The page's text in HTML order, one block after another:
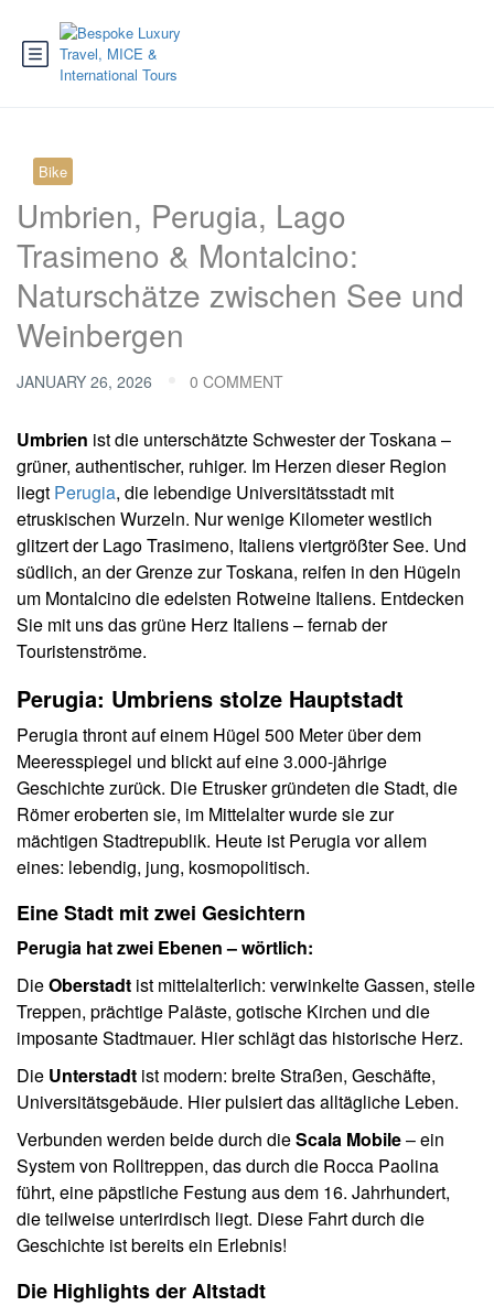
Bike
Umbrien, Perugia, Lago
Trasimeno & Montalcino:
Naturschätze zwischen See und
Weinbergen
JANUARY 26, 2026 0 COMMENT
Umbrien ist die unterschätzte Schwester der Toskana –
grüner, authentischer, ruhiger. Im Herzen dieser Region
liegt Perugia, die lebendige Universitätsstadt mit
etruskischen Wurzeln. Nur wenige Kilometer westlich
glitzert der Lago Trasimeno, Italiens viertgrößter See. Und
südlich, an der Grenze zur Toskana, reifen in den Hügeln
um Montalcino die edelsten Rotweine Italiens. Entdecken
Sie mit uns das grüne Herz Italiens – fernab der
Touristenströme.
Perugia: Umbriens stolze Hauptstadt
Perugia thront auf einem Hügel 500 Meter über dem
Meeresspiegel und blickt auf eine 3.000-jährige
Geschichte zurück. Die Etrusker gründeten die Stadt, die
Römer eroberten sie, im Mittelalter wurde sie zur
mächtigen Stadtrepublik. Heute ist Perugia vor allem
eines: lebendig, jung, kosmopolitisch.
Eine Stadt mit zwei Gesichtern
Perugia hat zwei Ebenen – wörtlich:
DieOberstadt ist mittelalterlich: verwinkelte Gassen, steile
Treppen, prächtige Paläste, gotische Kirchen und die
imposante Stadtmauer. Hier schlägt das historische Herz.
Die Unterstadt ist modern: breite Straßen, Geschäfte,
Universitätsgebäude. Hier pulsiert das alltägliche Leben.
Verbunden werden beide durch dieScala Mobile– ein
System von Rolltreppen, das durch die Rocca Paolina
führt, eine päpstliche Festung aus dem 16. Jahrhundert,
die teilweise unterirdisch liegt. Diese Fahrt durch die
Geschichte ist bereits ein Erlebnis!
Die Highlights der Altstadt